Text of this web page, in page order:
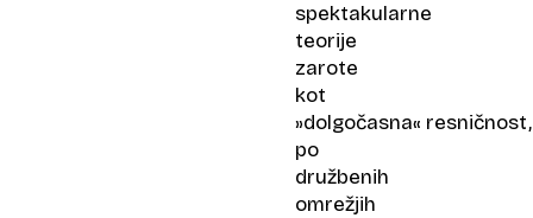
spektakularne
teorije
zarote
kot
»dolgočasna« resničnost,
po
družbenih
omrežjih